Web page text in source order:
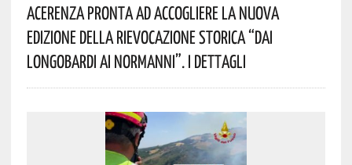
Acerenza Pronta Ad Accogliere La Nuova
Edizione Della Rievocazione Storica “Dai
Longobardi Ai Normanni”. I Dettagli